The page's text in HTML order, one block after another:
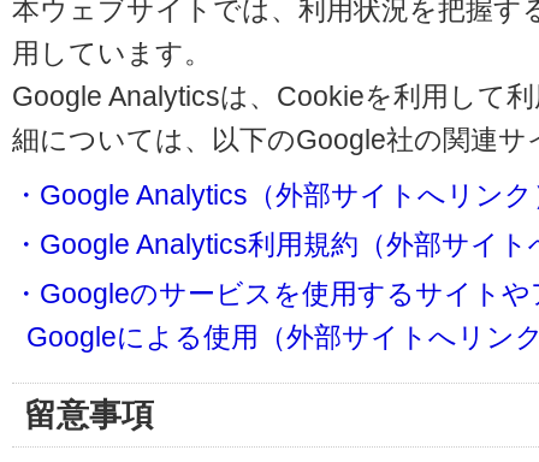
本ウェブサイトでは、利用状況を把握す
用しています。
Google Analyticsは、Cookieを利用して
細については、以下のGoogle社の関連
・Google Analytics（外部サイトへリンク
・Google Analytics利用規約（外部サイ
・Googleのサービスを使用するサイト
Googleによる使用（外部サイトへリン
留意事項